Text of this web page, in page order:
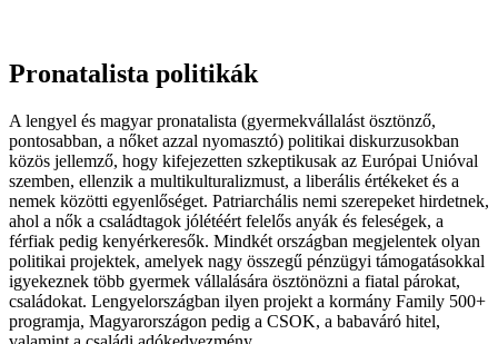
Pronatalista politikák
A lengyel és magyar pronatalista (gyermekvállalást ösztönző,
pontosabban, a nőket azzal nyomasztó) politikai diskurzusokban
közös jellemző, hogy kifejezetten szkeptikusak az Európai Unióval
szemben, ellenzik a multikulturalizmust, a liberális értékeket és a
nemek közötti egyenlőséget. Patriarchális nemi szerepeket hirdetnek,
ahol a nők a családtagok jólétéért felelős anyák és feleségek, a
férfiak pedig kenyérkeresők. Mindkét országban megjelentek olyan
politikai projektek, amelyek nagy összegű pénzügyi támogatásokkal
igyekeznek több gyermek vállalására ösztönözni a fiatal párokat,
családokat. Lengyelországban ilyen projekt a kormány Family 500+
programja, Magyarországon pedig a CSOK, a babaváró hitel,